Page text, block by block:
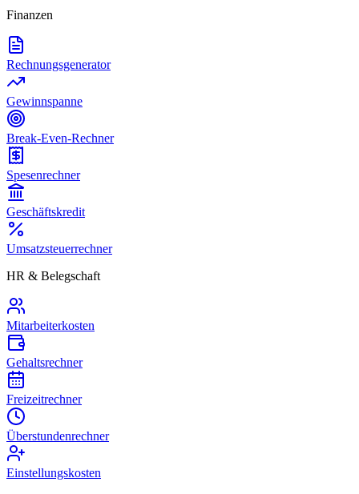
Finanzen
Rechnungsgenerator
Gewinnspanne
Break-Even-Rechner
Spesenrechner
Geschäftskredit
Umsatzsteuerrechner
HR & Belegschaft
Mitarbeiterkosten
Gehaltsrechner
Freizeitrechner
Überstundenrechner
Einstellungskosten